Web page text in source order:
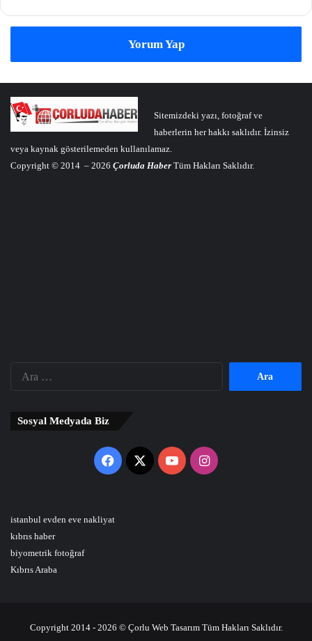
Yorum Yap
Sitemizdeki yazı, fotoğraf ve
haberlerin her hakkı saklıdır. İzinsiz
veya kaynak gösterilemeden kullanılamaz.
Copyright © 2014 – 2026 Çorluda Haber Tüm Hakları Saklıdır.
Sosyal Medyada Biz
Facebook
X YouTubeInstagram
istanbul evden eve nakliyat
kıbrıs haber
biyometrik fotoğraf
Kıbrıs Araba
Copyright 2014 - 2026 © Çorlu Web Tasarım Tüm Hakları Saklıdır.